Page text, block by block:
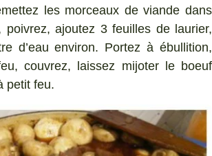
les morceaux de viande dans
poivrez, ajoutez 3 feuilles de laurier,
d’eau environ. Portez à ébullition,
couvrez, laissez mijoter le boeuf
petit feu.